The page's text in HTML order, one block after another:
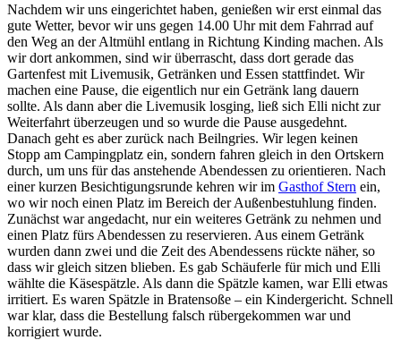
Nachdem wir uns eingerichtet haben, genießen wir erst einmal das
gute Wetter, bevor wir uns gegen 14.00 Uhr mit dem Fahrrad auf
den Weg an der Altmühl entlang in Richtung Kinding machen. Als
wir dort ankommen, sind wir überrascht, dass dort gerade das
Gartenfest mit Livemusik, Getränken und Essen stattfindet. Wir
machen eine Pause, die eigentlich nur ein Getränk lang dauern
sollte. Als dann aber die Livemusik losging, ließ sich Elli nicht zur
Weiterfahrt überzeugen und so wurde die Pause ausgedehnt.
Danach geht es aber zurück nach Beilngries. Wir legen keinen
Stopp am Campingplatz ein, sondern fahren gleich in den Ortskern
durch, um uns für das anstehende Abendessen zu orientieren. Nach
einer kurzen Besichtigungsrunde kehren wir im Gasthof Stern ein,
wo wir noch einen Platz im Bereich der Außenbestuhlung finden.
Zunächst war angedacht, nur ein weiteres Getränk zu nehmen und
einen Platz fürs Abendessen zu reservieren. Aus einem Getränk
wurden dann zwei und die Zeit des Abendessens rückte näher, so
dass wir gleich sitzen blieben. Es gab Schäuferle für mich und Elli
wählte die Käsespätzle. Als dann die Spätzle kamen, war Elli etwas
irritiert. Es waren Spätzle in Bratensoße – ein Kindergericht. Schnell
war klar, dass die Bestellung falsch rübergekommen war und
korrigiert wurde.